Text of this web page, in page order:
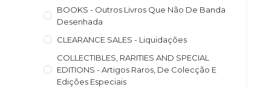
BOOKS - Outros Livros Que Não De Banda
Desenhada
CLEARANCE SALES - Liquidações
COLLECTIBLES, RARITIES AND SPECIAL
EDITIONS - Artigos Raros, De Colecção E
Edições Especiais